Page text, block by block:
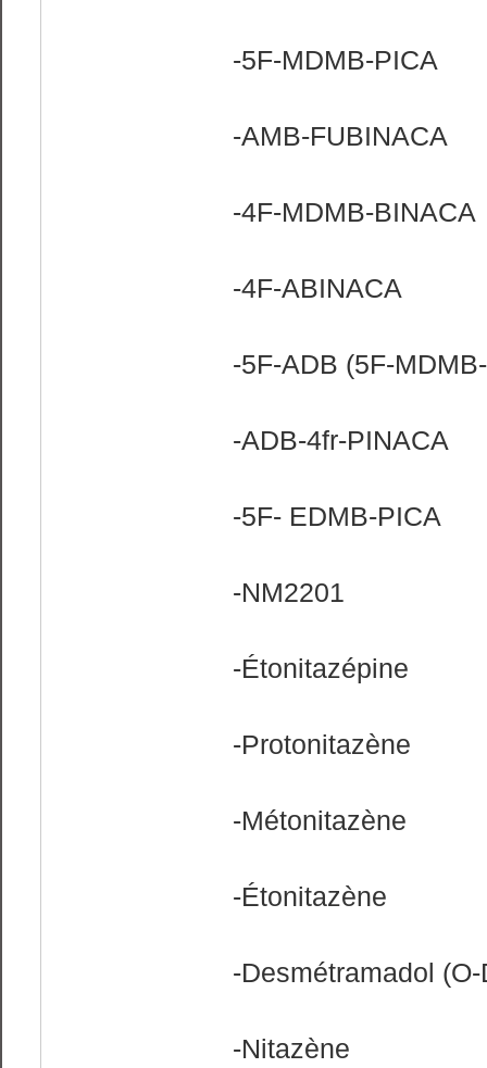
-5F-MDMB-PICA
-AMB-FUBINACA
-4F-MDMB-BINACA
-4F-ABINACA
-5F-ADB (5F-
-ADB-4fr-PINACA
-5F- EDMB-PICA
-NM2201
-Étonitazépine
-Protonitazène
-Métonitazène
-Étonitazène
-Desmétramadol
-Nitazène